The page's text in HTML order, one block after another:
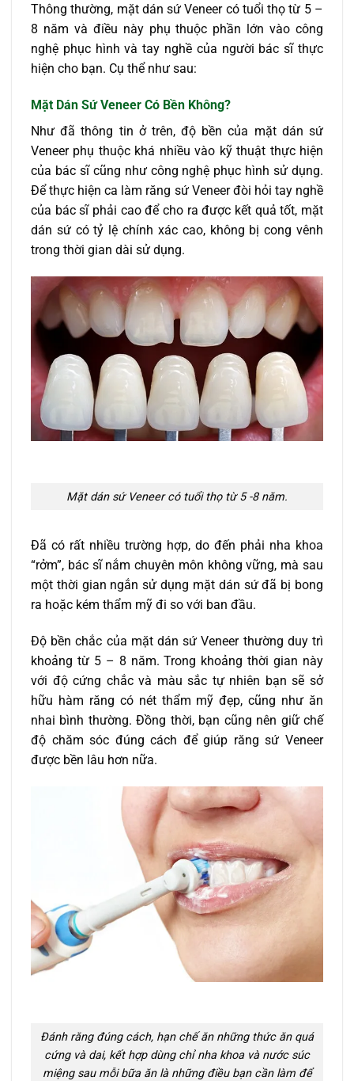
Thông thường, mặt dán sứ Veneer có tuổi thọ từ 5 –
8 năm và điều này phụ thuộc phần lớn vào công
nghệ phục hình và tay nghề của người bác sĩ thực
hiện cho bạn. Cụ thể như sau:
Mặt Dán Sứ Veneer Có Bền Không?
Như đã thông tin ở trên, độ bền của mặt dán sứ
Veneer phụ thuộc khá nhiều vào kỹ thuật thực hiện
của bác sĩ cũng như công nghệ phục hình sử dụng.
Để thực hiện ca làm răng sứ Veneer đòi hỏi tay nghề
của bác sĩ phải cao để cho ra được kết quả tốt, mặt
dán sứ có tỷ lệ chính xác cao, không bị cong vênh
trong thời gian dài sử dụng.
Mặt dán sứ Veneer có tuổi thọ từ 5 -8 năm.
Đã có rất nhiều trường hợp, do đến phải nha khoa
“rởm”, bác sĩ nắm chuyên môn không vững, mà sau
một thời gian ngắn sử dụng mặt dán sứ đã bị bong
ra hoặc kém thẩm mỹ đi so với ban đầu.
Độ bền chắc của mặt dán sứ Veneer thường duy trì
khoảng từ 5 – 8 năm. Trong khoảng thời gian này
với độ cứng chắc và màu sắc tự nhiên bạn sẽ sở
hữu hàm răng có nét thẩm mỹ đẹp, cũng như ăn
nhai bình thường. Đồng thời, bạn cũng nên giữ chế
độ chăm sóc đúng cách để giúp răng sứ Veneer
được bền lâu hơn nữa.
Đánh răng đúng cách, hạn chế ăn những thức ăn quá
cứng và dai, kết hợp dùng chỉ nha khoa và nước súc
miệng sau mỗi bữa ăn là những điều bạn cần làm để